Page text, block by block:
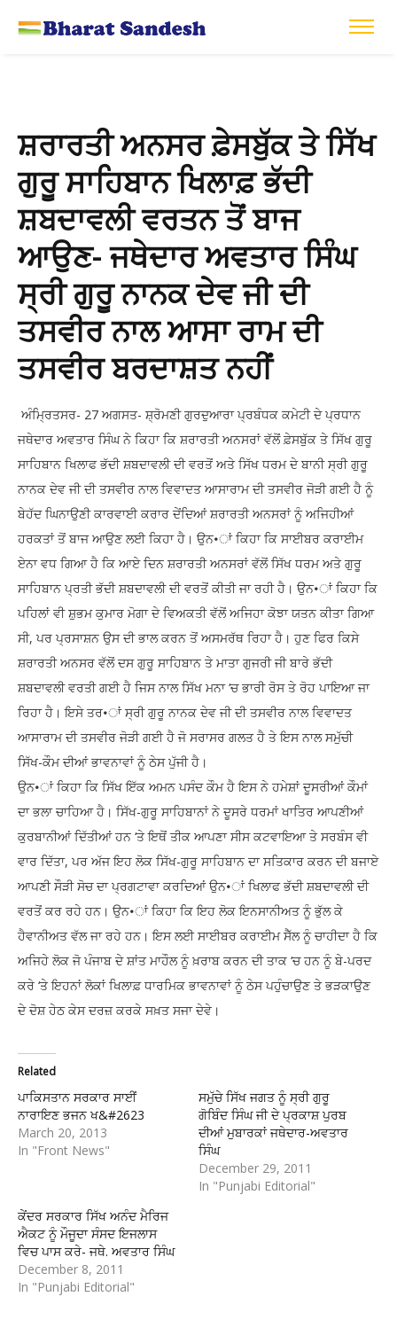
ਸ਼ਰਾਰਤੀ ਅਨਸਰ ਫ਼ੇਸਬੁੱਕ ਤੇ ਸਿੱਖ
ਗੁਰੂ ਸਾਹਿਬਾਨ ਖਿਲਾਫ਼ ਭੱਦੀ
ਸ਼ਬਦਾਵਲੀ ਵਰਤਨ ਤੋਂ ਬਾਜ
ਆਉਣ- ਜਥੇਦਾਰ ਅਵਤਾਰ ਸਿੰਘ
ਸ੍ਰੀ ਗੁਰੂ ਨਾਨਕ ਦੇਵ ਜੀ ਦੀ
ਤਸਵੀਰ ਨਾਲ ਆਸਾ ਰਾਮ ਦੀ
ਤਸਵੀਰ ਬਰਦਾਸ਼ਤ ਨਹੀਂ
ਅੰਮ੍ਰਿਤਸਰ- 27 ਅਗਸਤ- ਸ਼੍ਰੋਮਣੀ ਗੁਰਦੁਆਰਾ ਪ੍ਰਬੰਧਕ ਕਮੇਟੀ ਦੇ ਪ੍ਰਧਾਨ
ਜਥੇਦਾਰ ਅਵਤਾਰ ਸਿੰਘ ਨੇ ਕਿਹਾ ਕਿ ਸ਼ਰਾਰਤੀ ਅਨਸਰਾਂ ਵੱਲੋਂ ਫ਼ੇਸਬੁੱਕ ਤੇ ਸਿੱਖ ਗੁਰੂ
ਸਾਹਿਬਾਨ ਖਿਲਾਫ ਭੱਦੀ ਸ਼ਬਦਾਵਲੀ ਦੀ ਵਰਤੋਂ ਅਤੇ ਸਿੱਖ ਧਰਮ ਦੇ ਬਾਨੀ ਸ੍ਰੀ ਗੁਰੂ
ਨਾਨਕ ਦੇਵ ਜੀ ਦੀ ਤਸਵੀਰ ਨਾਲ ਵਿਵਾਦਤ ਆਸਾਰਾਮ ਦੀ ਤਸਵੀਰ ਜੋੜੀ ਗਈ ਹੈ ਨੂੰ
ਬੇਹੱਦ ਘਿਨਾਉਣੀ ਕਾਰਵਾਈ ਕਰਾਰ ਦੇਂਦਿਆਂ ਸ਼ਰਾਰਤੀ ਅਨਸਰਾਂ ਨੂੰ ਅਜਿਹੀਆਂ
ਹਰਕਤਾਂ ਤੋਂ ਬਾਜ ਆਉਣ ਲਈ ਕਿਹਾ ਹੈ। ਉਨ•ਾਂ ਕਿਹਾ ਕਿ ਸਾਈਬਰ ਕਰਾਈਮ
ਏਨਾ ਵਧ ਗਿਆ ਹੈ ਕਿ ਆਏ ਦਿਨ ਸ਼ਰਾਰਤੀ ਅਨਸਰਾਂ ਵੱਲੋਂ ਸਿੱਖ ਧਰਮ ਅਤੇ ਗੁਰੂ
ਸਾਹਿਬਾਨ ਪ੍ਰਤੀ ਭੱਦੀ ਸ਼ਬਦਾਵਲੀ ਦੀ ਵਰਤੋਂ ਕੀਤੀ ਜਾ ਰਹੀ ਹੈ। ਉਨ•ਾਂ ਕਿਹਾ ਕਿ
ਪਹਿਲਾਂ ਵੀ ਸ਼ੁਭਮ ਕੁਮਾਰ ਮੋਗਾ ਦੇ ਵਿਅਕਤੀ ਵੱਲੋਂ ਅਜਿਹਾ ਕੋਝਾ ਯਤਨ ਕੀਤਾ ਗਿਆ
ਸੀ, ਪਰ ਪ੍ਰਸਾਸ਼ਨ ਉਸ ਦੀ ਭਾਲ ਕਰਨ ਤੋਂ ਅਸਮਰੱਥ ਰਿਹਾ ਹੈ। ਹੁਣ ਫਿਰ ਕਿਸੇ
ਸ਼ਰਾਰਤੀ ਅਨਸਰ ਵੱਲੋਂ ਦਸ ਗੁਰੂ ਸਾਹਿਬਾਨ ਤੇ ਮਾਤਾ ਗੁਜਰੀ ਜੀ ਬਾਰੇ ਭੱਦੀ
ਸ਼ਬਦਾਵਲੀ ਵਰਤੀ ਗਈ ਹੈ ਜਿਸ ਨਾਲ ਸਿੱਖ ਮਨਾ ‘ਚ ਭਾਰੀ ਰੋਸ ਤੇ ਰੋਹ ਪਾਇਆ ਜਾ
ਰਿਹਾ ਹੈ। ਇਸੇ ਤਰ•ਾਂ ਸ੍ਰੀ ਗੁਰੂ ਨਾਨਕ ਦੇਵ ਜੀ ਦੀ ਤਸਵੀਰ ਨਾਲ ਵਿਵਾਦਤ
ਆਸਾਰਾਮ ਦੀ ਤਸਵੀਰ ਜੋੜੀ ਗਈ ਹੈ ਜੋ ਸਰਾਸਰ ਗਲਤ ਹੈ ਤੇ ਇਸ ਨਾਲ ਸਮੁੱਚੀ
ਸਿੱਖ-ਕੌਮ ਦੀਆਂ ਭਾਵਨਾਵਾਂ ਨੂੰ ਠੇਸ ਪੁੱਜੀ ਹੈ।
ਉਨ•ਾਂ ਕਿਹਾ ਕਿ ਸਿੱਖ ਇੱਕ ਅਮਨ ਪਸੰਦ ਕੌਮ ਹੈ ਇਸ ਨੇ ਹਮੇਸ਼ਾਂ ਦੂਸਰੀਆਂ ਕੌਮਾਂ
ਦਾ ਭਲਾ ਚਾਹਿਆ ਹੈ। ਸਿੱਖ-ਗੁਰੂ ਸਾਹਿਬਾਨਾਂ ਨੇ ਦੂਸਰੇ ਧਰਮਾਂ ਖਾਤਿਰ ਆਪਣੀਆਂ
ਕੁਰਬਾਨੀਆਂ ਦਿੱਤੀਆਂ ਹਨ ‘ਤੇ ਇਥੋਂ ਤੀਕ ਆਪਣਾ ਸੀਸ ਕਟਵਾਇਆ ਤੇ ਸਰਬੰਸ ਵੀ
ਵਾਰ ਦਿੱਤਾ, ਪਰ ਅੱਜ ਇਹ ਲੋਕ ਸਿੱਖ-ਗੁਰੂ ਸਾਹਿਬਾਨ ਦਾ ਸਤਿਕਾਰ ਕਰਨ ਦੀ ਬਜਾਏ
ਆਪਣੀ ਸੌੜੀ ਸੋਚ ਦਾ ਪ੍ਰਗਟਾਵਾ ਕਰਦਿਆਂ ਉਨ•ਾਂ ਖਿਲਾਫ ਭੱਦੀ ਸ਼ਬਦਾਵਲੀ ਦੀ
ਵਰਤੋਂ ਕਰ ਰਹੇ ਹਨ। ਉਨ•ਾਂ ਕਿਹਾ ਕਿ ਇਹ ਲੋਕ ਇਨਸਾਨੀਅਤ ਨੂੰ ਭੁੱਲ ਕੇ
ਹੈਵਾਨੀਅਤ ਵੱਲ ਜਾ ਰਹੇ ਹਨ। ਇਸ ਲਈ ਸਾਈਬਰ ਕਰਾਈਮ ਸੈੱਲ ਨੂੰ ਚਾਹੀਦਾ ਹੈ ਕਿ
ਅਜਿਹੇ ਲੋਕ ਜੋ ਪੰਜਾਬ ਦੇ ਸ਼ਾਂਤ ਮਾਹੌਲ ਨੂੰ ਖ਼ਰਾਬ ਕਰਨ ਦੀ ਤਾਕ ‘ਚ ਹਨ ਨੂੰ ਬੇ-ਪਰਦ
ਕਰੇ ‘ਤੇ ਇਹਨਾਂ ਲੋਕਾਂ ਖਿਲਾਫ਼ ਧਾਰਮਿਕ ਭਾਵਨਾਵਾਂ ਨੂੰ ਠੇਸ ਪਹੁੰਚਾਉਣ ਤੇ ਭੜਕਾਉਣ
ਦੇ ਦੋਸ਼ ਹੇਠ ਕੇਸ ਦਰਜ਼ ਕਰਕੇ ਸਖ਼ਤ ਸਜਾ ਦੇਵੇ।
Related
ਪਾਕਿਸਤਾਨ ਸਰਕਾਰ ਸਾਈਂ
ਨਾਰਾਇਣ ਭਜਨ ਖ&#2623
March 20, 2013
In "Front News"
ਸਮੁੱਚੇ ਸਿੱਖ ਜਗਤ ਨੂੰ ਸ੍ਰੀ ਗੁਰੂ
ਗੋਬਿੰਦ ਸਿੰਘ ਜੀ ਦੇ ਪ੍ਰਕਾਸ਼ ਪੁਰਬ
ਦੀਆਂ ਮੁਬਾਰਕਾਂ ਜਥੇਦਾਰ-ਅਵਤਾਰ
ਸਿੰਘ
December 29, 2011
In "Punjabi Editorial"
ਕੇਂਦਰ ਸਰਕਾਰ ਸਿੱਖ ਅਨੰਦ ਮੈਰਿਜ
ਐਕਟ ਨੂੰ ਮੌਜੂਦਾ ਸੰਸਦ ਇਜਲਾਸ
ਵਿਚ ਪਾਸ ਕਰੇ- ਜਥੇ. ਅਵਤਾਰ ਸਿੰਘ
December 8, 2011
In "Punjabi Editorial"